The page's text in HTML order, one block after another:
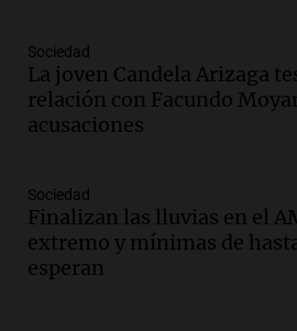
Audio.
árbitros bajo la lupa
controvertidos
Panorama Federal
para modificar proyecto
privada en el Senado
Panorama Federal
Episodios
Sociedad
La joven Candela Arizaga
relación con Facundo
acusaciones
Sociedad
Finalizan las lluvias en el
extremo y mínimas de
esperan